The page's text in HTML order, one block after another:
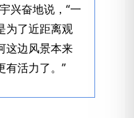
兴奋地说，“一
为了近距离观
这边风景本来
有活力了。”